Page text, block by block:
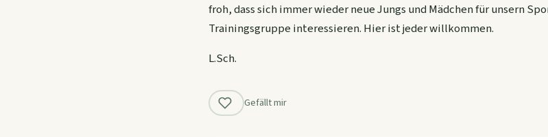
froh, dass sich immer wieder neue Jungs und Mädchen für unsern
Trainingsgruppe interessieren. Hier ist jeder willkommen.
L.Sch.
Gefällt mir